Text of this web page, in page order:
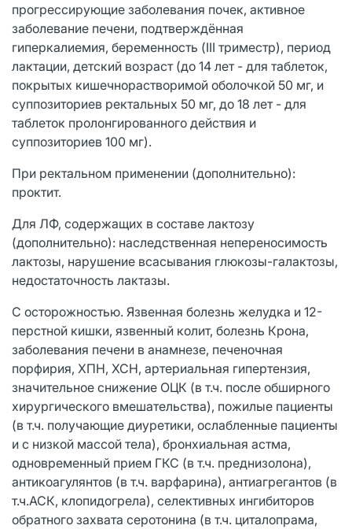
прогрессирующие заболевания почек, активное
заболевание печени, подтверждённая
гиперкалиемия, беременность (III триместр), период
лактации, детский возраст (до 14 лет - для таблеток,
покрытых кишечнорастворимой оболочкой 50 мг, и
суппозиториев ректальных 50 мг, до 18 лет - для
таблеток пролонгированного действия и
суппозиториев 100 мг).
При ректальном применении (дополнительно):
проктит.
Для ЛФ, содержащих в составе лактозу
(дополнительно): наследственная непереносимость
лактозы, нарушение всасывания глюкозы-галактозы,
недостаточность лактазы.
С осторожностью. Язвенная болезнь желудка и 12-
перстной кишки, язвенный колит, болезнь Крона,
заболевания печени в анамнезе, печеночная
порфирия, ХПН, ХСН, артериальная гипертензия,
значительное снижение ОЦК (в т.ч. после обширного
хирургического вмешательства), пожилые пациенты
(в т.ч. получающие диуретики, ослабленные пациенты
и с низкой массой тела), бронхиальная астма,
одновременный прием ГКС (в т.ч. преднизолона),
антикоагулянтов (в т.ч. варфарина), антиагрегантов (в
т.ч.АСК, клопидогрела), селективных ингибиторов
обратного захвата серотонина (в т.ч. циталопрама,